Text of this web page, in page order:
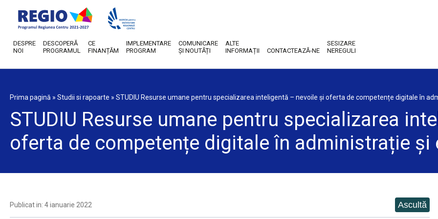
DESPRE
NOI
DESCOPERĂ
PROGRAMUL
CE
FINANȚĂM
IMPLEMENTARE
PROGRAM
COMUNICARE
ȘI NOUTĂȚI
ALTE
INFORMAȚII
CONTACTEAZĂ-NE
SESIZARE
NEREGULI
Prima pagină » Studii si rapoarte » STUDIU Resurse umane pentru specializarea inteligentă – nevoile și oferta de competențe digitale în
STUDIU Resurse umane pentru specializarea
oferta de competențe digitale în administrație și
Publicat in: 4 ianuarie 2022